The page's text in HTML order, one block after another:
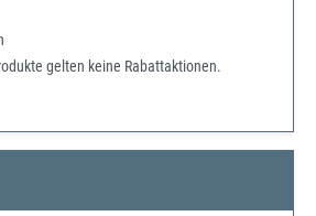
gelten keine Rabattaktionen.